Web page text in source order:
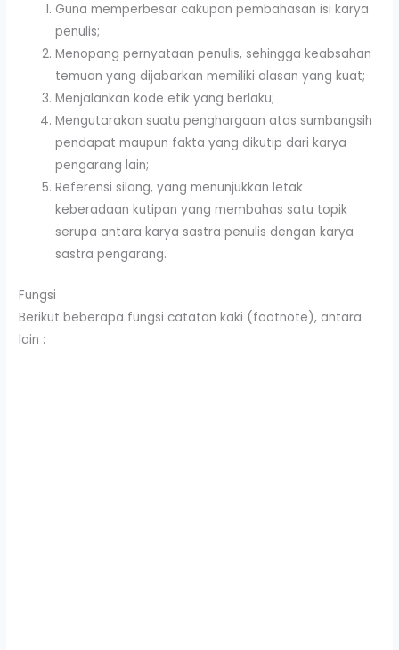
Guna memperbesar cakupan pembahasan isi karya
penulis;
Menopang pernyataan penulis, sehingga keabsahan
temuan yang dijabarkan memiliki alasan yang kuat;
Menjalankan kode etik yang berlaku;
Mengutarakan suatu penghargaan atas sumbangsih
pendapat maupun fakta yang dikutip dari karya
pengarang lain;
Referensi silang, yang menunjukkan letak
keberadaan kutipan yang membahas satu topik
serupa antara karya sastra penulis dengan karya
sastra pengarang.
Fungsi
Berikut beberapa fungsi catatan kaki (footnote), antara
lain :